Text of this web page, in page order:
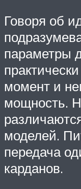
Говоря об
параметры
момент и
мощность.
моделей.
передача
карданов.